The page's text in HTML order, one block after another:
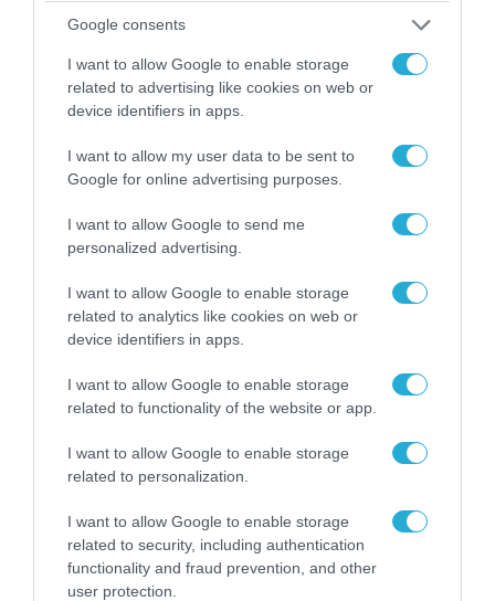
Google consents
I want to allow Google to enable storage
related to advertising like cookies on web or
device identifiers in apps.
I want to allow my user data to be sent to
Google for online advertising purposes.
I want to allow Google to send me
personalized advertising.
I want to allow Google to enable storage
related to analytics like cookies on web or
device identifiers in apps.
I want to allow Google to enable storage
related to functionality of the website or app.
I want to allow Google to enable storage
related to personalization.
I want to allow Google to enable storage
related to security, including authentication
functionality and fraud prevention, and other
user protection.
ΠΟΛΙΤΙΚΗ
«Επιχείρηση ελεύθερα πεζοδρόμια» στην
Αθήνα: Απομακρύνθηκαν παράνομα
αντικείμενα από κοινόχρηστους χώρους